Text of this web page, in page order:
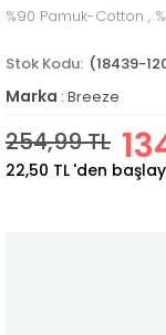
%90 Pamuk-Cotton ,
(18439-
Marka : Breeze
254,99 TL
22,50 TL 'den